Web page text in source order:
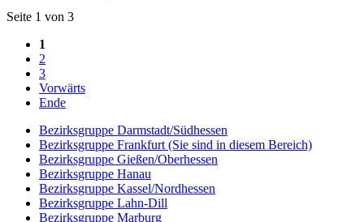
Seite 1 von 3
1
2
3
Vorwärts
Ende
Bezirksgruppe Darmstadt/Südhessen
Bezirksgruppe Frankfurt(Sie sind in diesem Bereich)
Bezirksgruppe Gießen/Oberhessen
Bezirksgruppe Hanau
Bezirksgruppe Kassel/Nordhessen
Bezirksgruppe Lahn-Dill
Bezirksgruppe Marburg